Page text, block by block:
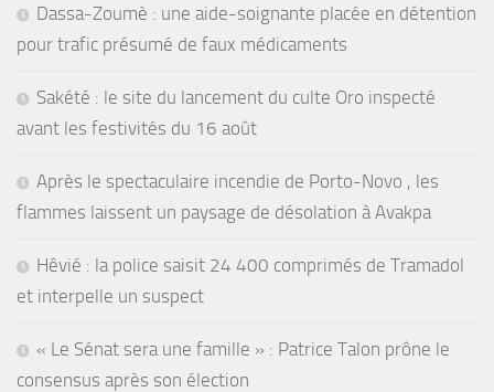
Dassa-Zoumè : une aide-soignante placée en détention
pour trafic présumé de faux médicaments
Sakété : le site du lancement du culte Oro inspecté
avant les festivités du 16 août
Après le spectaculaire incendie de Porto-Novo , les
flammes laissent un paysage de désolation à Avakpa
Hêvié : la police saisit 24 400 comprimés de Tramadol
et interpelle un suspect
« Le Sénat sera une famille » : Patrice Talon prône le
consensus après son élection